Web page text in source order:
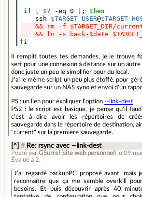
if $? -eq 0 ;
then
ssh $TARGET_USER@
&& rm -f $TARGET_DIR/
&& ln -s back-$date
fi
Il remplit toutes tes demandes, je le trouve
sert pour une connexion à distance sur un
donc juste un peu le simplifier pour du local.
J'ai le même script un peu plus étoffé, pour
sauvegarde sur un NAS syno et envoi d'un
PS : un lien pour expliquer l'option --link-dest
PS2 : le script est basique, je pense qu'il
c'est à dire avoir les répertoires de
sauvegarde dans le répertoire de destination,
"current" sur la première sauvegarde.
[^] # Re: rsync avec --link-dest
Posté parGSurrel (site web personnel ) le 09
Évalué à2.
J'ai regardé backupPC proposé avant, mais
reconnaître que ça me semble overkill
besoins. Et puis découvrir après 40